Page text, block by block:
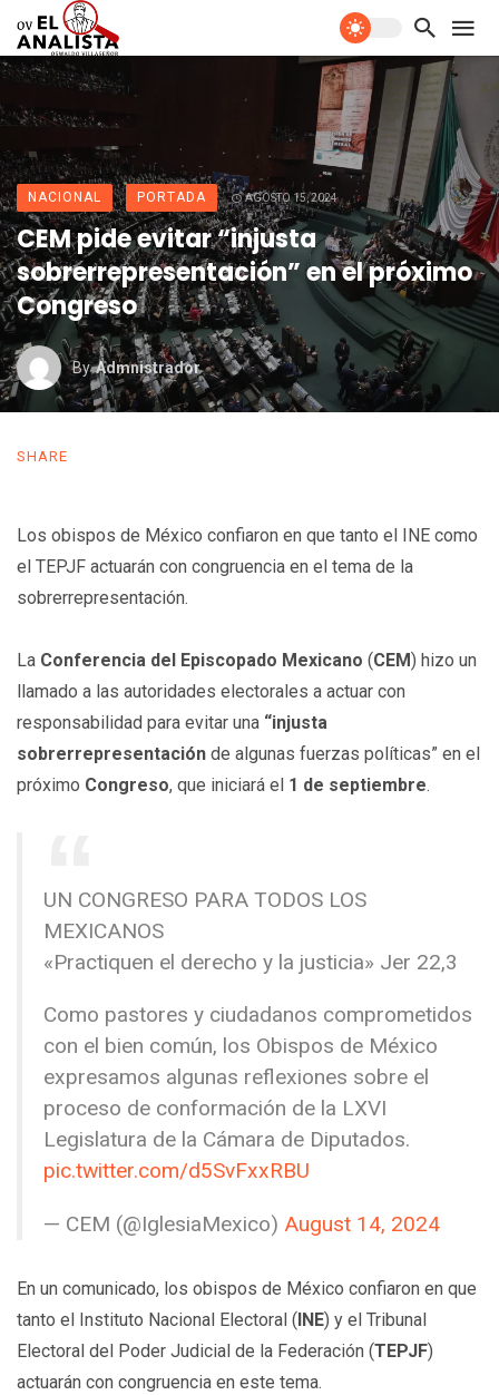
NACIONAL PORTADA AGOSTO 15, 2024
CEM pide evitar “injusta
sobrerrepresentación” en el próximo
Congreso
By Admnistrador
SHARE
Los obispos de México confiaron en que tanto el INE como
el TEPJF actuarán con congruencia en el tema de la
sobrerrepresentación.
La Conferencia del Episcopado Mexicano (CEM) hizo un
llamado a las autoridades electorales a actuar con
responsabilidad para evitar una “injusta
sobrerrepresentación de algunas fuerzas políticas” en el
próximo Congreso, que iniciará el 1 de septiembre.
UN CONGRESO PARA TODOS LOS
MEXICANOS
«Practiquen el derecho y la justicia» Jer 22,3
Como pastores y ciudadanos comprometidos
con el bien común, los Obispos de México
expresamos algunas reflexiones sobre el
proceso de conformación de la LXVI
Legislatura de la Cámara de Diputados.
pic.twitter.com/d5SvFxxRBU
— CEM (@IglesiaMexico) August 14, 2024
En un comunicado, los obispos de México confiaron en que
tanto el Instituto Nacional Electoral ( INE) y el Tribunal
Electoral del Poder Judicial de la Federación (TEPJF)
actuarán con congruencia en este tema.